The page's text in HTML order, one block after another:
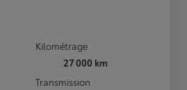
Kilométrage
27 000 km
Transmission